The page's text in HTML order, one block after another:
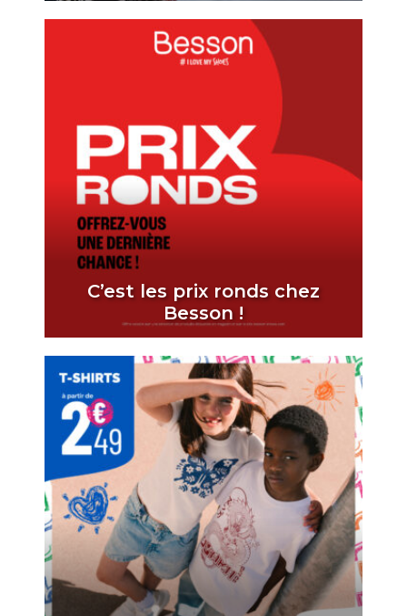
C’est les prix ronds chez
Besson !